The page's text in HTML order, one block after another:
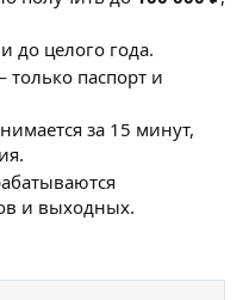
до целого года.
только паспорт и
за 15 минут,
и выходных.